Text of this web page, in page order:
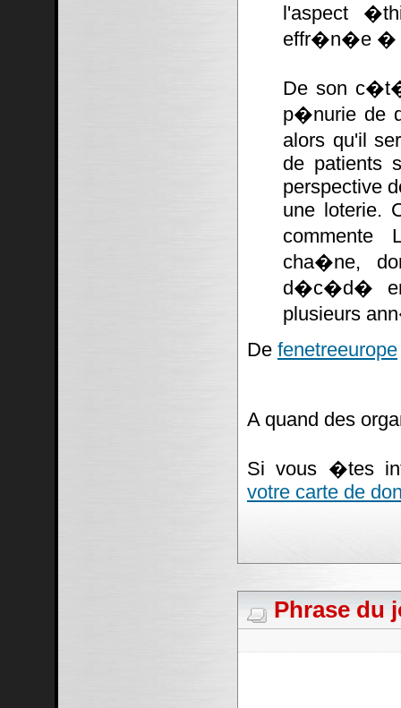
l'aspect
effr�n�e �
De son
p�nurie de
alors qu'il
de patients
perspective
une loterie.
commente
cha�ne,
d�c�d� en
plusieurs
De fenetreeurope
A quand des
Si vous �tes
votre carte de
Phrase du